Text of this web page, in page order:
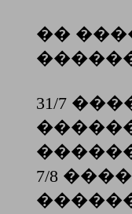
��
31/7
7/8